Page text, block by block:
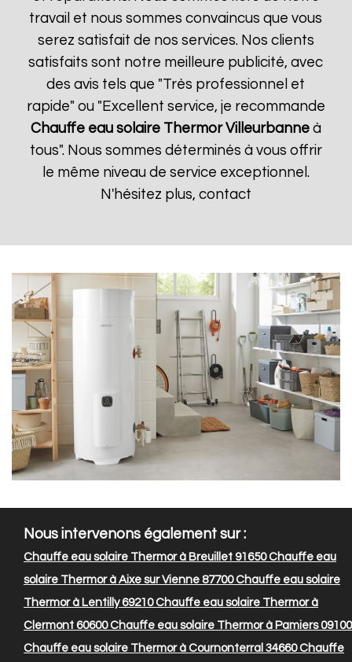
travail et nous sommes convaincus que vous
serez satisfait de nos services. Nos clients
satisfaits sont notre meilleure publicité, avec
des avis tels que "Très professionnel et
rapide" ou "Excellent service, je recommande
Chauffe eau solaire Thermor Villeurbanneà
tous". Nous sommes déterminés à vous offrir
le même niveau de service exceptionnel.
N'hésitez plus, contact
Nous intervenons également sur :
Chauffe eau solaire Thermor à Breuillet 91650Chauffe eau
solaire Thermor à Aixe sur Vienne 87700Chauffe eau solaire
Thermor à Lentilly 69210Chauffe eau solaire Thermor à
Clermont 60600Chauffe eau solaire Thermor à Pamiers 09100
Chauffe eau solaire Thermor à Cournonterral 34660Chauffe